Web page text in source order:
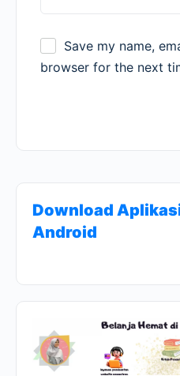
Save my name,
browser for the next
Download
Android